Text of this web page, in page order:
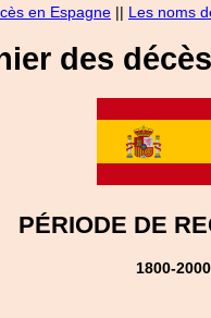
en Espagne || Les noms
des
PÉRIODE DE
1800-2000